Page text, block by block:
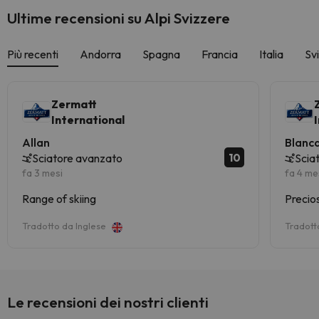
Ultime recensioni su Alpi Svizzere
Più recenti Andorra Spagna Francia Italia
Zermatt
International
Allan
Sciatore avanzato
fa 3 mesi
10
Range of skiing
Tradotto da Inglese
fa 4
Le recensioni dei nostri clienti